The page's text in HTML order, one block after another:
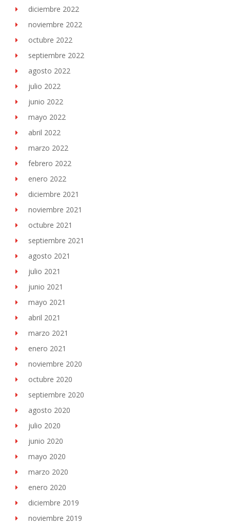
diciembre 2022
noviembre 2022
octubre 2022
septiembre 2022
agosto 2022
julio 2022
junio 2022
mayo 2022
abril 2022
marzo 2022
febrero 2022
enero 2022
diciembre 2021
noviembre 2021
octubre 2021
septiembre 2021
agosto 2021
julio 2021
junio 2021
mayo 2021
abril 2021
marzo 2021
enero 2021
noviembre 2020
octubre 2020
septiembre 2020
agosto 2020
julio 2020
junio 2020
mayo 2020
marzo 2020
enero 2020
diciembre 2019
noviembre 2019